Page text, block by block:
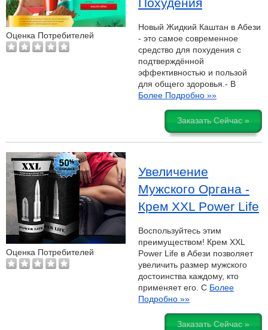
Оценка Потребителей
Новый Жидкий Каштан в Абези
- это самое современное
средство для похудения с
подтверждённой
эффективностью и пользой
для общего здоровья.- В
Более Подробно »»
Заказать Сейчас »
Оценка Потребителей
Увеличение
Мужского Органа -
Крем XXL Power Life
Воспользуйтесь этим
преимуществом! Крем XXL
Power Life в Абези позволяет
увеличить размер мужского
достоинства каждому, кто
применяет его. С Более
Подробно »»
Заказать Сейчас »